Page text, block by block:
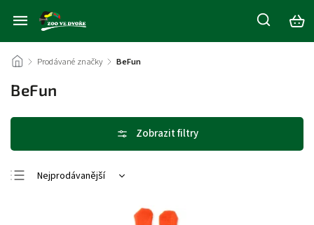
/ Prodávané značky / BeFun
BeFun
Nejprodávanější